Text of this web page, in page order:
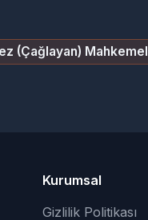
(Çağlayan)
Kurumsal
Gizlilik Politikası